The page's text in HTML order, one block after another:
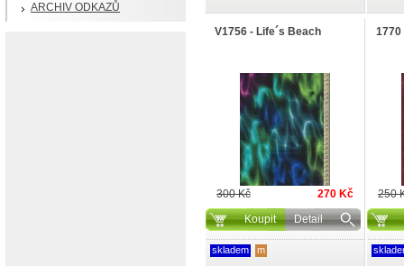
ARCHIV ODKAZŮ
V1756 - Life´s Beach
300 Kč
270 Kč
Koupit
Detail
skladem m
250